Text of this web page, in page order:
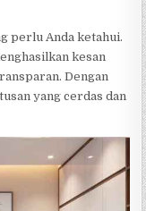
perlu Anda ketahui.
kesan
Dengan
yang cerdas dan